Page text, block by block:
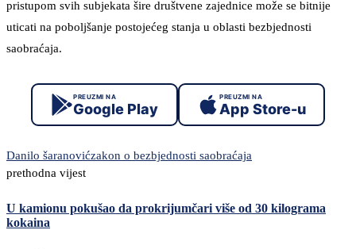
pristupom svih subjekata šire društvene zajednice može se bitnije
uticati na poboljšanje postojećeg stanja u oblasti bezbjednosti
saobraćaja.
PREUZMI NA
Google Play
PREUZMI NA
App Store-u
Danilo šaranovićzakon o bezbjednosti saobraćaja
prethodna vijest
U kamionu pokušao da prokrijumčari više od 30 kilograma
kokaina